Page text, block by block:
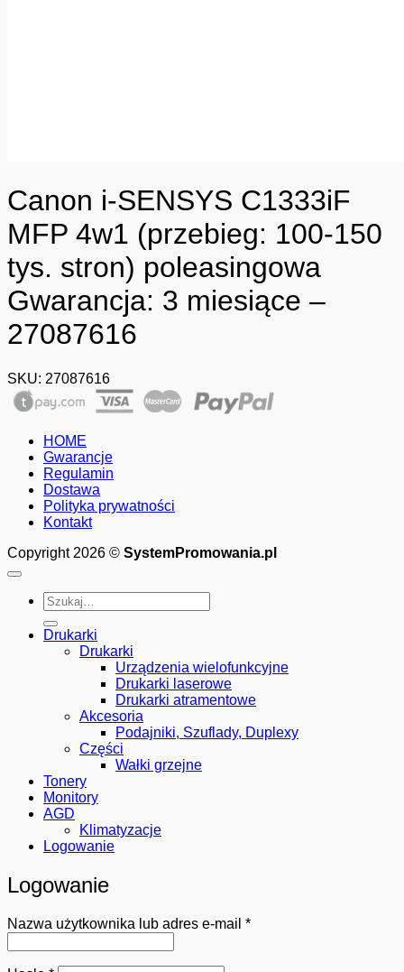
Canon i-SENSYS C1333iF
MFP 4w1 (przebieg: 100-150
tys. stron) poleasingowa
Gwarancja: 3 miesiące –
27087616
SKU: 27087616
HOME
Gwarancje
Regulamin
Dostawa
Polityka prywatności
Kontakt
Copyright 2026 © SystemPromowania.pl
Szukaj:
Drukarki
Drukarki
Urządzenia wielofunkcyjne
Drukarki laserowe
Drukarki atramentowe
Akcesoria
Podajniki, Szuflady, Duplexy
Części
Wałki grzejne
Tonery
Monitory
AGD
Klimatyzacje
Logowanie
Logowanie
Nazwa użytkownika lub adres e-mail *Wymagane